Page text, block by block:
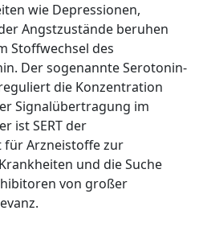
wie Depressionen,
Angstzustände beruhen
Stoffwechsel des
Der sogenannte Serotonin-
die Konzentration
Signalübertragung im
ist SERT der
Arzneistoffe zur
und die Suche
von großer